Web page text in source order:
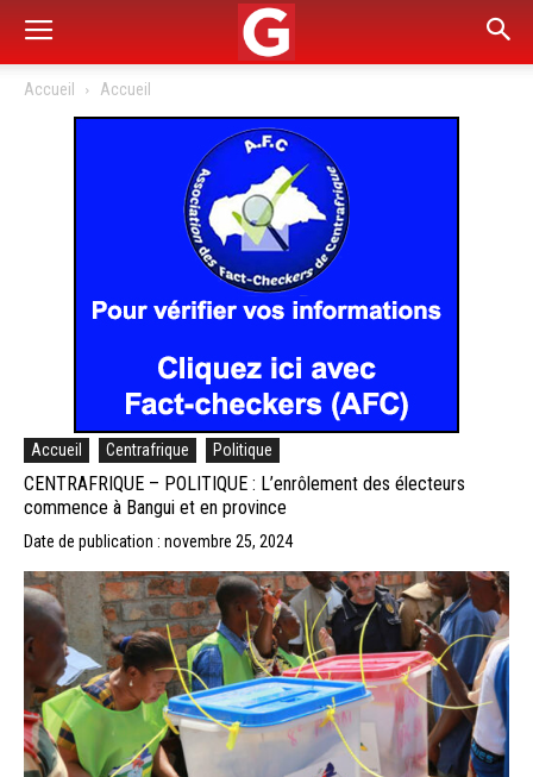
Accueil Accueil
Accueil Centrafrique Politique
CENTRAFRIQUE – POLITIQUE : L’enrôlement des électeurs
commence à Bangui et en province
Date de publication : novembre 25, 2024